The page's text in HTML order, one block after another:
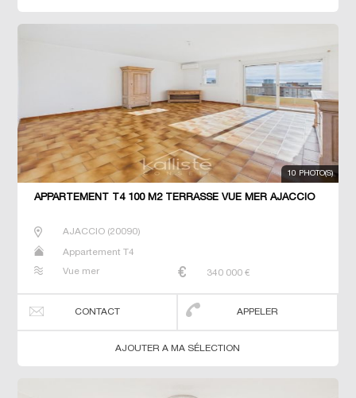
10 PHOTO(S)
APPARTEMENT T4 100 M2 TERRASSE VUE MER AJACCIO
AJACCIO(20090)
Appartement T4
Vue mer 340 000 €
CONTACT APPELER
AJOUTER A MA SÉLECTION